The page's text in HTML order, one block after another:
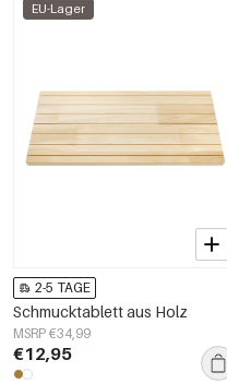
EU-Lager
2-5 TAGE
Schmucktablett aus Holz
MSRP €34,99
€12,95